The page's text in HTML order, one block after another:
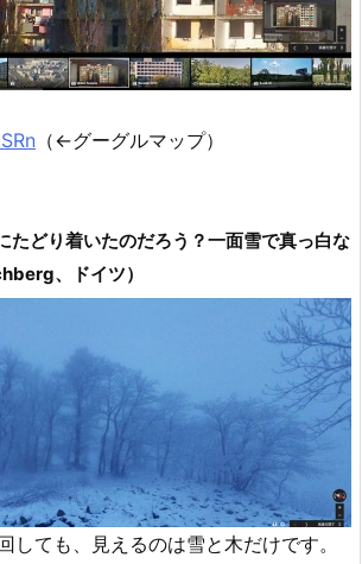
（←グーグルマップ）
たどり着いたのだろう？一面雪で真っ白な
、ドイツ）
しても、見えるのは雪と木だけです。